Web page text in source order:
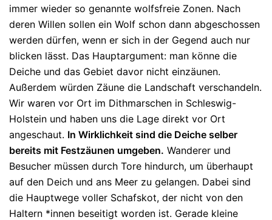
immer wieder so genannte wolfsfreie Zonen. Nach
deren Willen sollen ein Wolf schon dann abgeschossen
werden dürfen, wenn er sich in der Gegend auch nur
blicken lässt. Das Hauptargument: man könne die
Deiche und das Gebiet davor nicht einzäunen.
Außerdem würden Zäune die Landschaft verschandeln.
Wir waren vor Ort im Dithmarschen in Schleswig-
Holstein und haben uns die Lage direkt vor Ort
angeschaut. In Wirklichkeit sind die Deiche selber
bereits mit Festzäunen umgeben. Wanderer und
Besucher müssen durch Tore hindurch, um überhaupt
auf den Deich und ans Meer zu gelangen. Dabei sind
die Hauptwege voller Schafskot, der nicht von den
Haltern *innen beseitigt worden ist. Gerade kleine